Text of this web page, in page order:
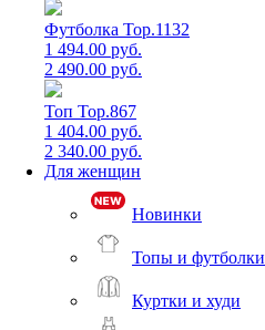
Футболка Top.1132
1 494.00 руб.
2 490.00 руб.
Топ Top.867
1 404.00 руб.
2 340.00 руб.
Для женщин
Новинки
Топы и футболки
Куртки и худи